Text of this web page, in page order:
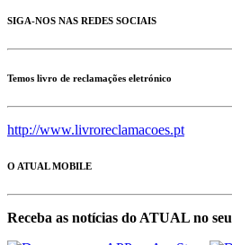
SIGA-NOS NAS REDES SOCIAIS
Temos livro de reclamações eletrónico
http://www.livroreclamacoes.pt
O ATUAL MOBILE
Receba as notícias do ATUAL no